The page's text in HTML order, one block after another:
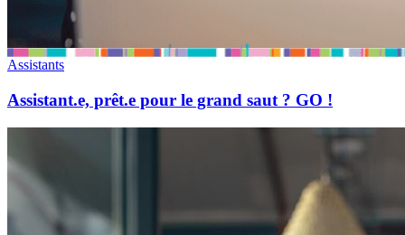
Assistants
Assistant.e, prêt.e pour le grand saut ? GO !